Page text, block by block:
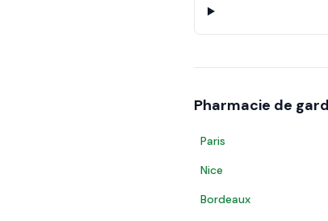
Pharmacie de
Paris
Nice
Bordeaux